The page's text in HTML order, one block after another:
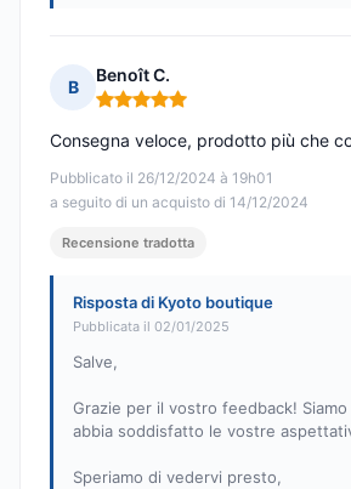
B
Benoît C.
Nota: 5 su 5
Pubblicato il 26/12/2024 à 19h01
a seguito di un acquisto di 14/12/2024
Consegna veloce, prodotto più che
Recensione tradotta
Risposta di Kyoto boutique
Pubblicata il 02/01/2025
Salve,
Grazie per il vostro feedback!
abbia soddisfatto le vostre
Speriamo di vedervi presto,